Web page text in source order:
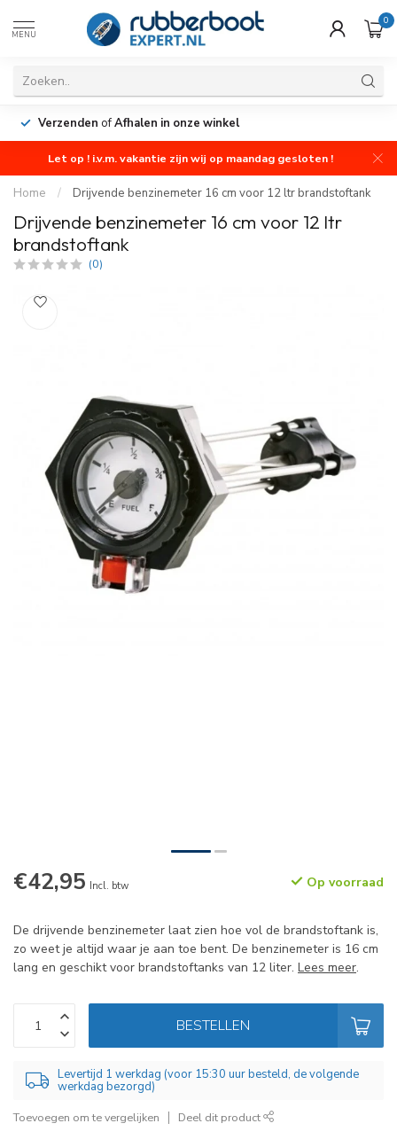
MENU
0
Verzenden ofAfhalen in onze winkel
Let op ! i.v.m. vakantie zijn wij op maandag gesloten !
Home / Drijvende benzinemeter 16 cm voor 12 ltr brandstoftank
Drijvende benzinemeter 16 cm voor 12 ltr
brandstoftank
(0)
€42,95 Incl. btw Op voorraad
De drijvende benzinemeter laat zien hoe vol de brandstoftank is,
zo weet je altijd waar je aan toe bent. De benzinemeter is 16 cm
lang en geschikt voor brandstoftanks van 12 liter. Lees meer.
BESTELLEN
Levertijd 1 werkdag (voor 15:30 uur besteld, de volgende
werkdag bezorgd)
Toevoegen om te vergelijken Deel dit product